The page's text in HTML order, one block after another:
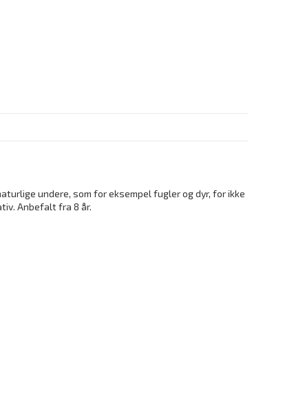
undere, som for eksempel fugler og dyr, for ikke
Anbefalt fra 8 år.